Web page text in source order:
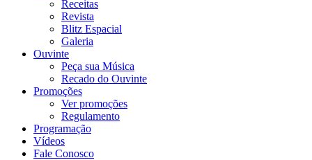
Receitas
Revista
Blitz Espacial
Galeria
Ouvinte
Peça sua Música
Recado do Ouvinte
Promoções
Ver promoções
Regulamento
Programação
Vídeos
Fale Conosco